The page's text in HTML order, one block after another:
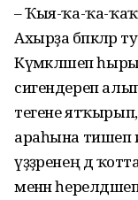
– Ҡыя-ҡа-ҡа-
Ахырҙа
Күмәкләшеп
сигендереп
тегене
араһына тишеп
үҙҙәренең дә
менән